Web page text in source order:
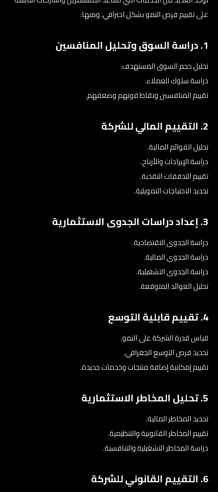
على تقييم فرص النمو بشكل احترافي، ومنها:
1. دراسة السوق وتحليل المنافسين
تحليل حجم السوق المستهدف.
دراسة سلوك العملاء.
تقييم المنافسين ونقاط قوتهم وضعفهم.
2. التقييم المالي للشركة
تحليل القوائم المالية.
دراسة الإيرادات والأرباح.
تقييم التدفقات النقدية.
تحديد الاحتياجات التمويلية.
3. إعداد دراسات الجدوى الاستثمارية
دراسة الجدوى الاقتصادية.
دراسة الجدوى المالية.
دراسة الجدوى التشغيلية.
تحليل العوائد المتوقعة.
4. تقييم قابلية التوسع
قياس قدرة الشركة على النمو.
تحديد فرص التوسع الجغرافي.
تقييم إمكانية إضافة منتجات وخدمات جديدة.
5. تحليل المخاطر الاستثمارية
تحديد المخاطر المالية.
تقييم المخاطر القانونية والتنظيمية.
دراسة المخاطر التشغيلية والتنافسية.
6. التقييم القانوني للشركة